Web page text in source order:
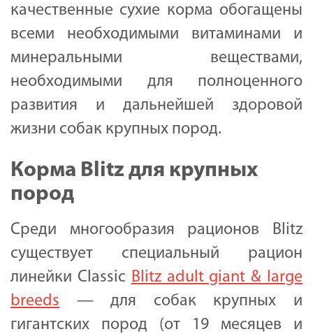
качественные сухие корма обогащены
всеми необходимыми витаминами и
минеральными веществами,
необходимыми для полноценного
развития и дальнейшей здоровой
жизни собак крупных пород.
Корма Blitz для крупных
пород
Среди многообразия рационов Blitz
существует специальный рацион
линейки Classic Blitz adult giant & large
breeds — для собак крупных и
гигантских пород (от 19 месяцев и